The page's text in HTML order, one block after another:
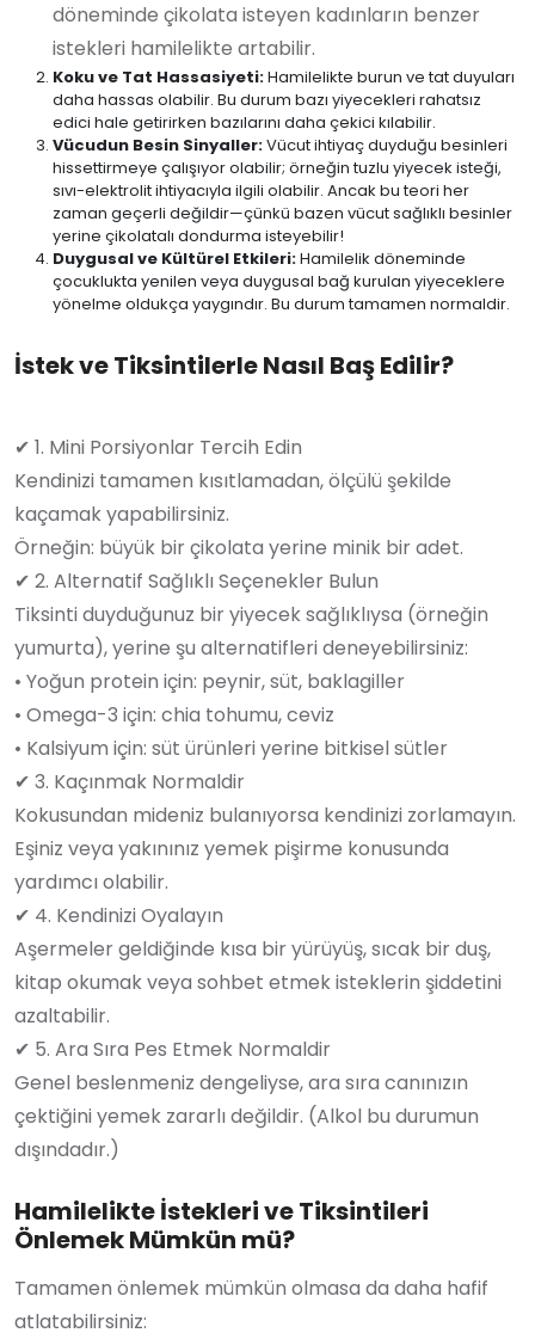
döneminde çikolata isteyen kadınların benzer
istekleri hamilelikte artabilir.
Koku ve Tat Hassasiyeti:Hamilelikte burun ve tat duyuları
daha hassas olabilir. Bu durum bazı yiyecekleri rahatsız
edici hale getirirken bazılarını daha çekici kılabilir.
Vücudun Besin Sinyaller:Vücut ihtiyaç duyduğu besinleri
hissettirmeye çalışıyor olabilir; örneğin tuzlu yiyecek isteği,
sıvı-elektrolit ihtiyacıyla ilgili olabilir. Ancak bu teori her
zaman geçerli değildir—çünkü bazen vücut sağlıklı besinler
yerine çikolatalı dondurma isteyebilir!
Duygusal ve Kültürel Etkileri:Hamilelik döneminde
çocuklukta yenilen veya duygusal bağ kurulan yiyeceklere
yönelme oldukça yaygındır. Bu durum tamamen normaldir.
İstek ve Tiksintilerle Nasıl Baş Edilir?
✔ 1. Mini Porsiyonlar Tercih Edin
Kendinizi tamamen kısıtlamadan, ölçülü şekilde
kaçamak yapabilirsiniz.
Örneğin: büyük bir çikolata yerine minik bir adet.
✔ 2. Alternatif Sağlıklı Seçenekler Bulun
Tiksinti duyduğunuz bir yiyecek sağlıklıysa (örneğin
yumurta), yerine şu alternatifleri deneyebilirsiniz:
• Yoğun protein için: peynir, süt, baklagiller
• Omega-3 için: chia tohumu, ceviz
• Kalsiyum için: süt ürünleri yerine bitkisel sütler
✔ 3. Kaçınmak Normaldir
Kokusundan mideniz bulanıyorsa kendinizi zorlamayın.
Eşiniz veya yakınınız yemek pişirme konusunda
yardımcı olabilir.
✔ 4. Kendinizi Oyalayın
Aşermeler geldiğinde kısa bir yürüyüş, sıcak bir duş,
kitap okumak veya sohbet etmek isteklerin şiddetini
azaltabilir.
✔ 5. Ara Sıra Pes Etmek Normaldir
Genel beslenmeniz dengeliyse, ara sıra canınızın
çektiğini yemek zararlı değildir. (Alkol bu durumun
dışındadır.)
Hamilelikte İstekleri ve Tiksintileri
Önlemek Mümkün mü?
Tamamen önlemek mümkün olmasa da daha hafif
atlatabilirsiniz: